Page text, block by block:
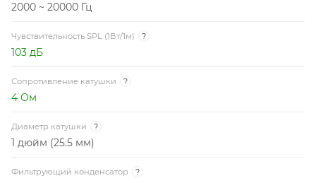
2000 ~ 20000 Гц
Чувствительность SPL (1Вт/1м) ?
103 дБ
Сопротивление катушки ?
4 Ом
Диаметр катушки ?
1 дюйм (25.5 мм)
Фильтрующий конденсатор ?